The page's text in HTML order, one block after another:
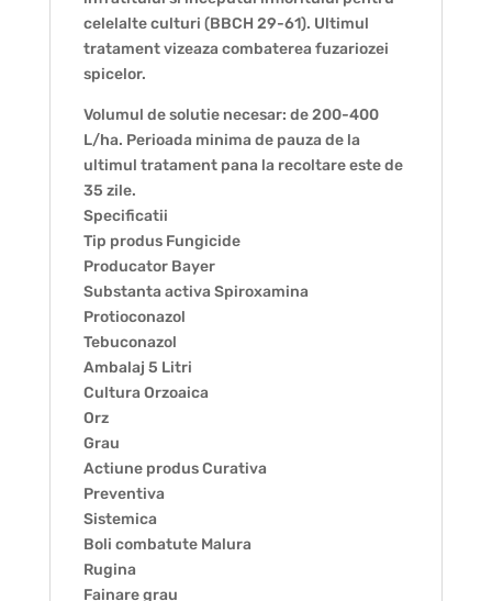
celelalte culturi (BBCH 29-61). Ultimul
tratament vizeaza combaterea fuzariozei
spicelor.
Volumul de solutie necesar: de 200-400
L/ha. Perioada minima de pauza de la
ultimul tratament pana la recoltare este de
35 zile.
Specificatii
Tip produs Fungicide
Producator Bayer
Substanta activa Spiroxamina
Protioconazol
Tebuconazol
Ambalaj 5 Litri
Cultura Orzoaica
Orz
Grau
Actiune produs Curativa
Preventiva
Sistemica
Boli combatute Malura
Rugina
Fainare grau